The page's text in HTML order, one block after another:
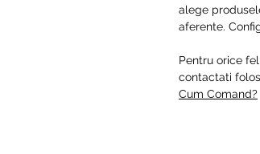
alege
aferente.
Pentru orice
contactati
Cum Comand?